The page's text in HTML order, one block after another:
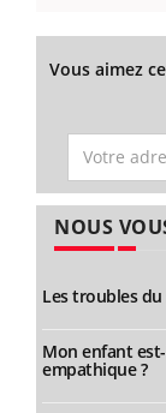
Vous aimez
NOUS
Les troubles
Mon enfant
empathique ?